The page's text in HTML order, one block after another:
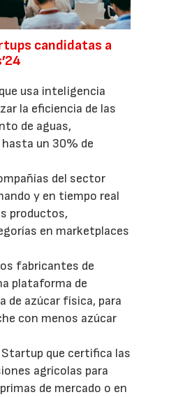
candidatas a
usa inteligencia
la eficiencia de las
de aguas,
un 30% de
del sector
y en tiempo real
productos,
en marketplaces
fabricantes de
plataforma de
de azúcar física, para
con menos azúcar
Startup que certifica las
agrícolas para
de mercado o en